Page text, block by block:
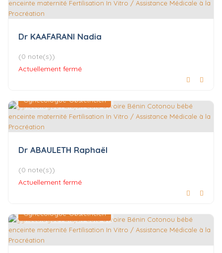
Dr KAAFARANI Nadia
(0 note(s))
Actuellement fermé
Gynécologue-Obstétricien
Dr ABAULETH Raphaël
(0 note(s))
Actuellement fermé
Gynécologue-Obstétricien